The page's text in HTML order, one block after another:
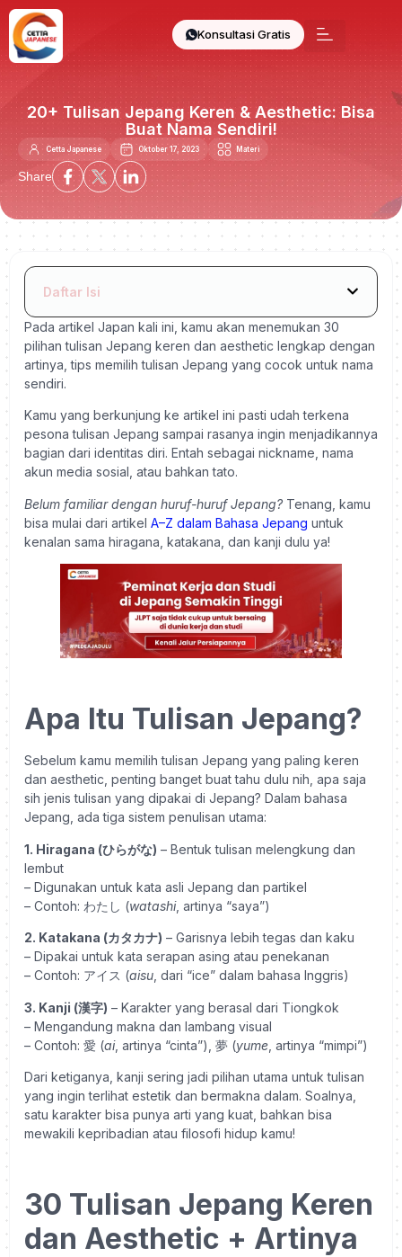
Konsultasi Gratis
20+ Tulisan Jepang Keren & Aesthetic: Bisa
Buat Nama Sendiri!
Cetta Japanese Oktober 17, 2023 Materi
Share
Daftar Isi
Pada artikel Japan kali ini, kamu akan menemukan 30
pilihan tulisan Jepang keren dan aesthetic lengkap dengan
artinya, tips memilih tulisan Jepang yang cocok untuk nama
sendiri.
Kamu yang berkunjung ke artikel ini pasti udah terkena
pesona tulisan Jepang sampai rasanya ingin menjadikannya
bagian dari identitas diri. Entah sebagai nickname, nama
akun media sosial, atau bahkan tato.
Belum familiar dengan huruf-huruf Jepang? Tenang, kamu
bisa mulai dari artikel A–Z dalam Bahasa Jepang untuk
kenalan sama hiragana, katakana, dan kanji dulu ya!
Apa Itu Tulisan Jepang?
Sebelum kamu memilih tulisan Jepang yang paling keren
dan aesthetic, penting banget buat tahu dulu nih, apa saja
sih jenis tulisan yang dipakai di Jepang? Dalam bahasa
Jepang, ada tiga sistem penulisan utama:
1. Hiragana (ひらがな) – Bentuk tulisan melengkung dan
lembut
– Digunakan untuk kata asli Jepang dan partikel
– Contoh: わたし (watashi, artinya “saya”)
2. Katakana (カタカナ) – Garisnya lebih tegas dan kaku
– Dipakai untuk kata serapan asing atau penekanan
– Contoh: アイス (aisu , dari “ice” dalam bahasa Inggris)
3. Kanji (漢字) – Karakter yang berasal dari Tiongkok
– Mengandung makna dan lambang visual
– Contoh: 愛 (ai, artinya “cinta”), 夢 (yume , artinya “mimpi”)
Dari ketiganya, kanji sering jadi pilihan utama untuk tulisan
yang ingin terlihat estetik dan bermakna dalam. Soalnya,
satu karakter bisa punya arti yang kuat, bahkan bisa
mewakili kepribadian atau filosofi hidup kamu!
30 Tulisan Jepang Keren
dan Aesthetic + Artinya